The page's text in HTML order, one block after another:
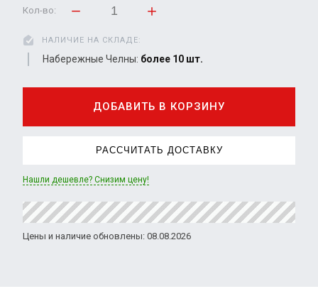
Кол-во:
НАЛИЧИЕ НА СКЛАДЕ:
Набережные Челны: более 10 шт.
ДОБАВИТЬ В КОРЗИНУ
РАССЧИТАТЬ ДОСТАВКУ
Нашли дешевле? Снизим цену!
Цены и наличие обновлены: 08.08.2026